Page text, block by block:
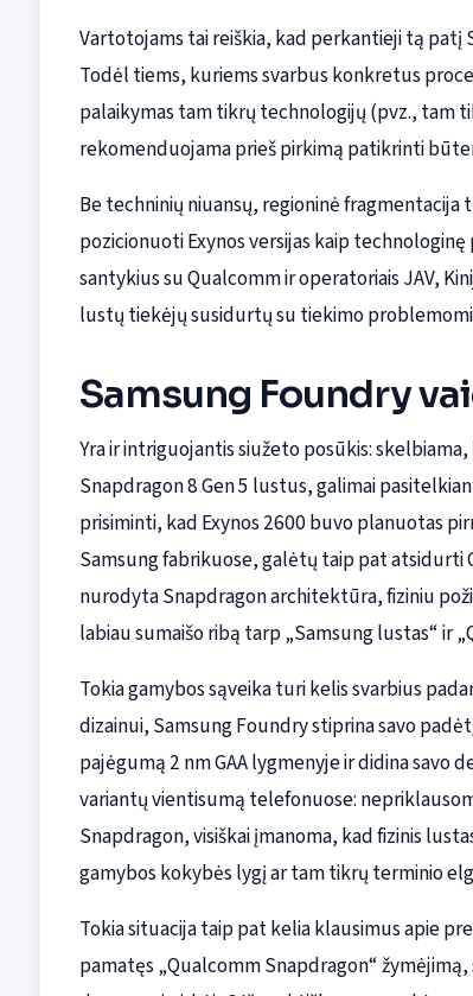
Vartotojams tai reiškia, kad perkantieji tą
Todėl tiems, kuriems svarbus konkretus
palaikymas tam tikrų technologijų (pvz., tam
rekomenduojama prieš pirkimą patikrinti
Be techninių niuansų, regioninė
pozicionuoti Exynos versijas kaip
santykius su Qualcomm ir operatoriais JAV,
lustų tiekėjų susidurtų su tiekimo
Samsung Foundry
Yra ir intriguojantis siužeto posūkis:
Snapdragon 8 Gen 5 lustus, galimai
prisiminti, kad Exynos 2600 buvo planuotas
Samsung fabrikuose, galėtų taip pat
nurodyta Snapdragon architektūra, fiziniu
labiau sumaišo ribą tarp „Samsung lustas“ ir
Tokia gamybos sąveika turi kelis svarbius
dizainui, Samsung Foundry stiprina savo
pajėgumą 2 nm GAA lygmenyje ir didina savo
variantų vientisumą telefonuose:
Snapdragon, visiškai įmanoma, kad fizinis
gamybos kokybės lygį ar tam tikrų terminio
Tokia situacija taip pat kelia klausimus apie
pamatęs „Qualcomm Snapdragon“